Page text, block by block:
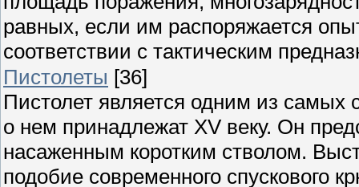
равных, если им распоряжается
соответствии с тактическим
Пистолеты [36]
Пистолет является одним из
о нем принадлежат XV веку. Он
насаженным коротким стволом.
подобие современного спускового